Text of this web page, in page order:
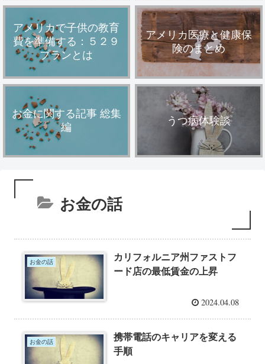
アメリカで子供の教育
費を準備する：５２９
プランとは
アメリカ医療と健康保
険のまとめ
お金に関する記事 総集
編
うつ病体験談
お金の話
お金の話
カリフォルニア州ファストフ
ード店の最低賃金の上昇
2024.04.08
お金の話
携帯電話のキャリアを変える
手順